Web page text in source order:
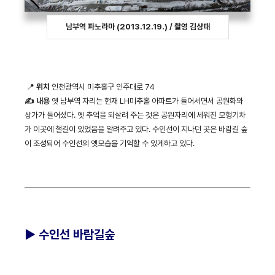
남부역 파노라마 (2013.12.19.) / 촬영 김상태
📍 위치 인천광역시 미추홀구 인주대로 74
✍ 내용 옛 남부역 자리는 현재 LH미추홀 아파트가 들어서면서 공원화와
상가가 들어섰다. 옛 추억을 되살려 주는 것은 공원자리에 세워진 모형기차
가 이곳에 철길이 있었음을 알려주고 있다. 수인선이 지나던 곳은 바람길 숲
이 조성되어 수인선의 옛모습을 기억할 수 있게하고 있다.
► 수인선 바람길숲